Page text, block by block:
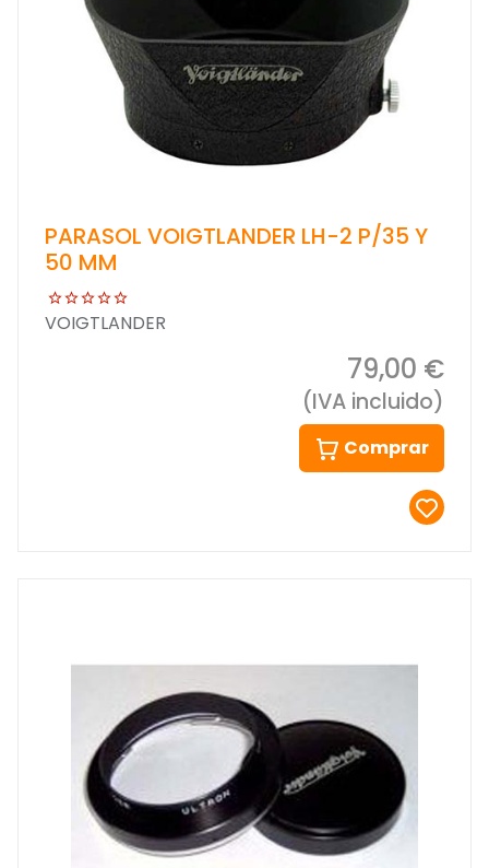
PARASOL VOIGTLANDER LH-2 P/35 Y
50 MM
VOIGTLANDER
79,00 €
(IVA incluido)
Comprar